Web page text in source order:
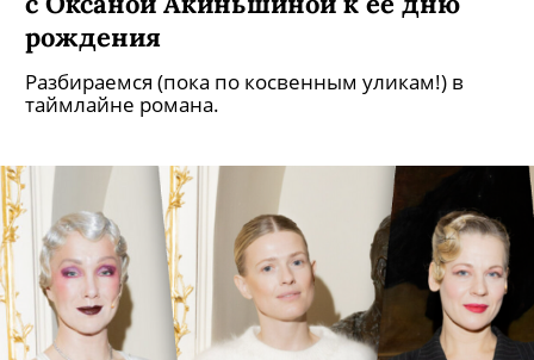
рождения
Разбираемся (пока по косвенным уликам!) в
таймлайне романа.